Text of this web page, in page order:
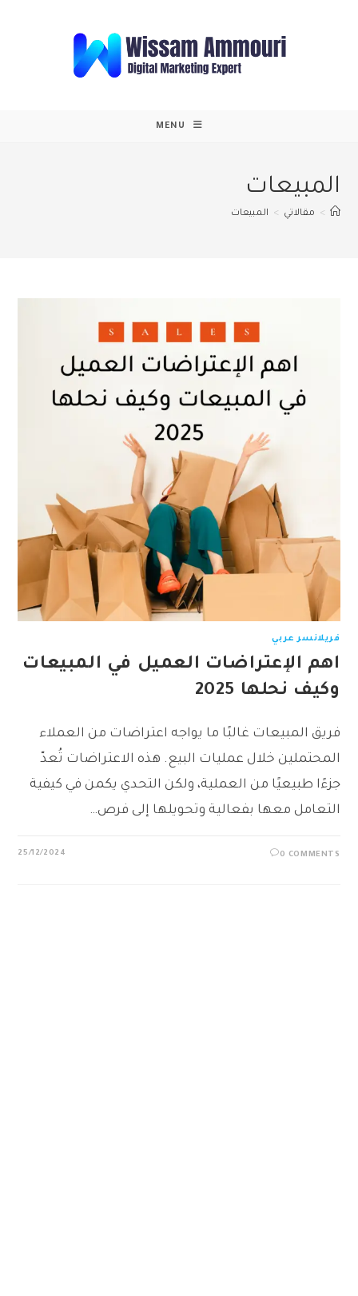
MENU
المبيعات
> مقالاتي > المبيعات
فريلانسر عربي
اهم الإعتراضات العميل في المبيعات
وكيف نحلها 2025
فريق المبيعات غالبًا ما يواجه اعتراضات من العملاء
المحتملين خلال عمليات البيع. هذه الاعتراضات تُعدّ
جزءًا طبيعيًا من العملية، ولكن التحدي يكمن في كيفية
التعامل معها بفعالية وتحويلها إلى فرص…
0 COMMENTS
25/12/2024